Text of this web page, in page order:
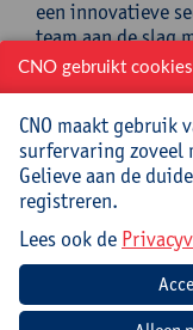
een innovatieve
team aan de slag
besluitvorming.
van de principes
daarnaast ook
Praktisch
Cursuscode:
Bronnenlijst met
naar video’s,
Lunch inbegrepen.
CNO gebruikt cookies
CNO maakt gebruik
surfervaring zoveel
Gelieve aan de
registreren.
Lees ook de